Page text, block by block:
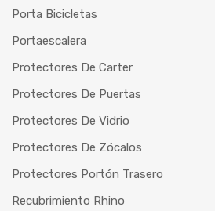
Porta Bicicletas
Portaescalera
Protectores De Carter
Protectores De Puertas
Protectores De Vidrio
Protectores De Zócalos
Protectores Portón Trasero
Recubrimiento Rhino